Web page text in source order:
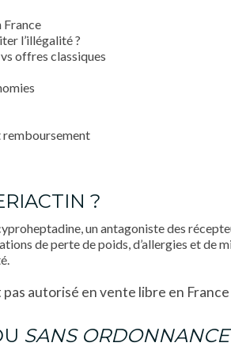
France
l’illégalité ?
offres classiques
remboursement
?
un antagoniste des
de perte de poids, d’allergies et de
pas autorisé en vente libre en
SANS ORDONNANCE